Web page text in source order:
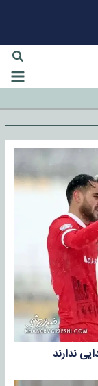
روسیه و اروپا شکست
ندارند